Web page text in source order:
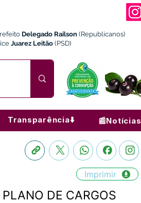
Delegado Railson (Republicanos)
Juarez Leitão (PSD)
Transparência⬇️ 📰Notícias
Imprimir
DE CARGOS